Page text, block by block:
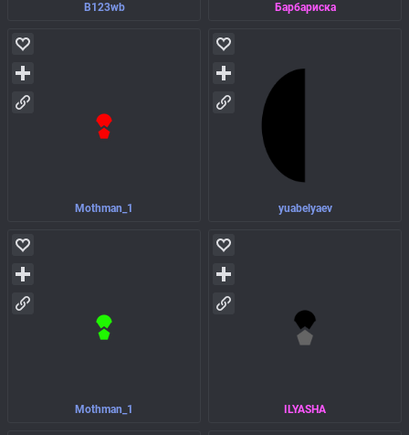
B123wb Барбариска
Mothman_1 yuabelyaev
Mothman_1 ILYASHA